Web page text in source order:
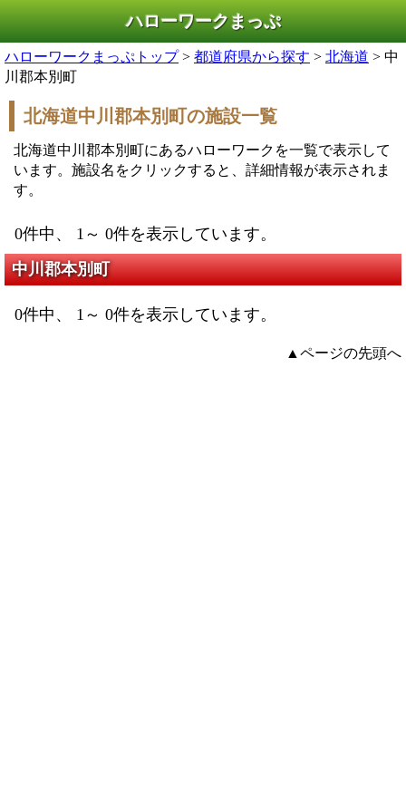
ハローワークまっぷ
ハローワークまっぷトップ> 都道府県から探す > 北海道 > 中
川郡本別町
北海道中川郡本別町の施設一覧
北海道中川郡本別町にあるハローワークを一覧で表示して
います。施設名をクリックすると、詳細情報が表示されま
す。
0件中、 1～ 0件を表示しています。
中川郡本別町
0件中、 1～ 0件を表示しています。
▲ページの先頭へ